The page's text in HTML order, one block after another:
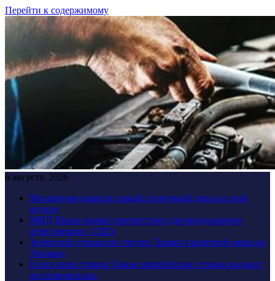
Перейти к содержимому
6 августа, 2026
Москвичам назвали самый солнечный день на этой
неделе
МИД Ирана назвал препятствие для продолжения
переговоров с США
Зеленский отказался считать Трампа гарантией мира на
Украине
Ехать через греков: Какие европейские страны выдают
россиянам визы